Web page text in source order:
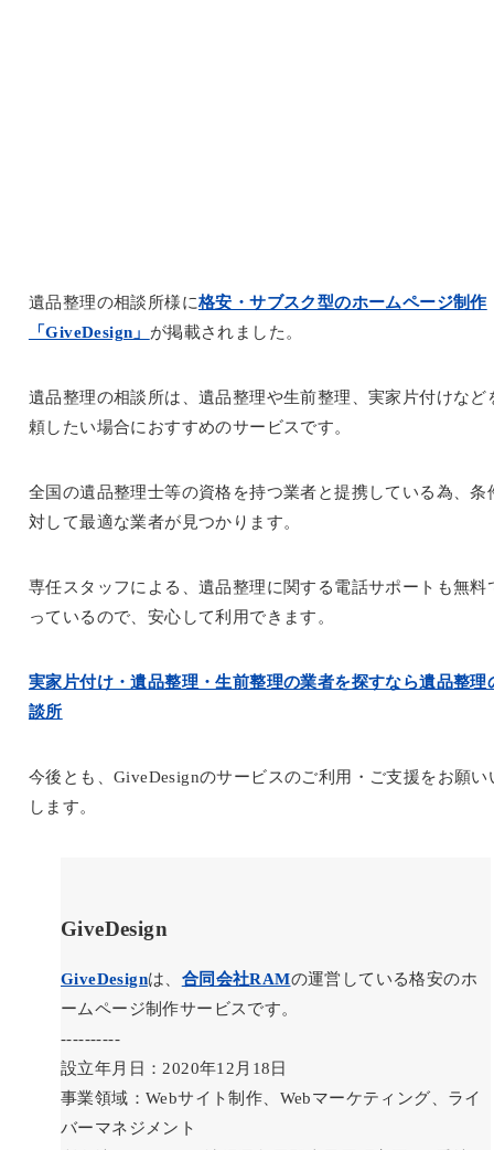
遺品整理の相談所様に格安・サブスク型のホームページ制作
「GiveDesign」 が掲載されました。
遺品整理の相談所は、遺品整理や生前整理、実家片付けなど
頼したい場合におすすめのサービスです。
全国の遺品整理士等の資格を持つ業者と提携している為、条
対して最適な業者が見つかります。
専任スタッフによる、遺品整理に関する電話サポートも無料
っているので、安心して利用できます。
実家片付け・遺品整理・生前整理の業者を探すなら遺品整理
談所
今後とも、GiveDesignのサービスのご利用・ご支援をお願い
します。
GiveDesign
GiveDesignは、 合同会社RAMの運営している格安のホ
ームページ制作サービスです。
----------
設立年月日：2020年12月18日
事業領域：Webサイト制作、Webマーケティング、ライ
バーマネジメント